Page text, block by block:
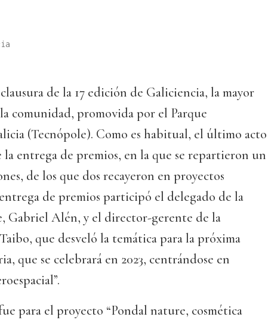
de la 17 edición de Galiciencia, la mayor
comunidad, promovida por el Parque
(Tecnópole). Como es habitual, el último acto
la entrega de premios, en la que se repartieron un
de los que dos recayeron en proyectos
de premios participó el delegado de la
Gabriel Alén, y el director-gerente de la
que desveló la temática para la próxima
que se celebrará en 2023, centrándose en
para el proyecto “Pondal nature, cosmética